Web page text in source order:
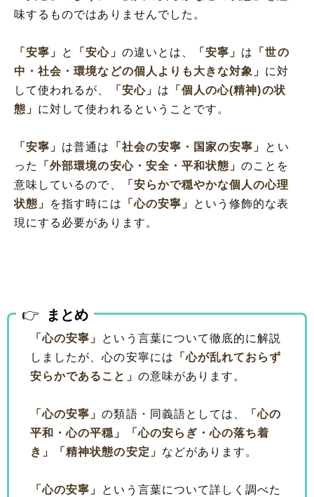
味するものではありませんでした。
「安寧」 と 「安心」 の違いとは、 「安寧」 は
「世の
中・社会・環境などの個人よりも大きな対象」 に対
して使われるが、
「安心」 は
「個人の心(精神)の状
態」 に対して使われるということです。
「安寧」 は普通は 「社会の安寧・国家の安寧」 とい
った
「外部環境の安心・安全・平和状態」のことを
意味しているので、
「安らかで穏やかな個人の心理
状態」
を指す時には 「心の安寧」
という修飾的な表
現にする必要があります。
まとめ
「心の安寧」 という言葉について徹底的に解説
しましたが、心の安寧には
「心が乱れておらず
安らかであること」 の意味があります。
「心の安寧」の類語・同義語としては、
「心の
平和・心の平穏」
「心の安らぎ・心の落ち着
き」
「精神状態の安定」 などがあります。
「心の安寧」 という言葉について詳しく調べた